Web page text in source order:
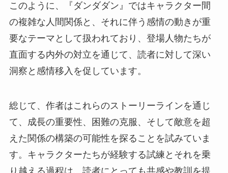
このように、『ダンダダン』ではキャラクター間
の複雑な人間関係と、それに伴う感情の動きが重
要なテーマとして扱われており、登場人物たちが
直面する内外の対立を通じて、読者に対して深い
洞察と感情移入を促しています。
総じて、作者はこれらのストーリーラインを通じ
て、成長の重要性、困難の克服、そして敵意を超
えた関係の構築の可能性を探ることを試みていま
す。キャラクターたちが経験する試練とそれを乗